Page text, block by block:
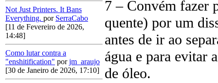
Not Just Printers. It Bans
Everything. por SerraCabo
[11 de Fevereiro de 2026,
14:48]
Como lutar contra a
"enshitification" porjm_araujo
[30 de Janeiro de 2026, 17:10]
7 – Convém fazer
quente) por um
antes de ir ao
água e para evitar
de óleo.